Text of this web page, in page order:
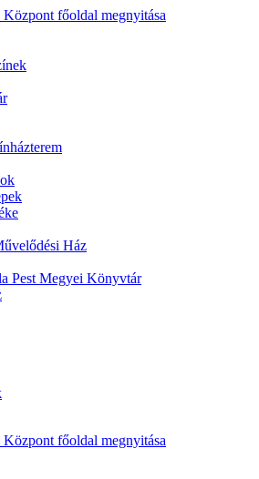
Ház
Pest Megyei Könyvtár